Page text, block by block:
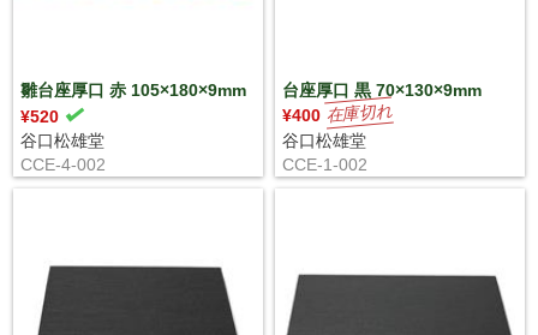
雛台座厚口 赤 105×180×9mm
¥520
谷口松雄堂
CCE-4-002
台座厚口 黒 70×130×9mm
¥400
谷口松雄堂
CCE-1-002